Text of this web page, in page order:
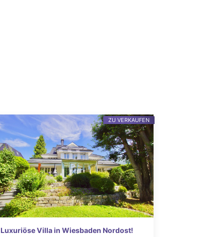
Luxuriöse Villa in Wiesbaden Nordost!
ZU VERKAUFEN